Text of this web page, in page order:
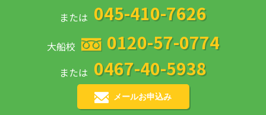
または 045-410-7626
大船校 0120-57-0774
または 0467-40-5938
メールお申込み